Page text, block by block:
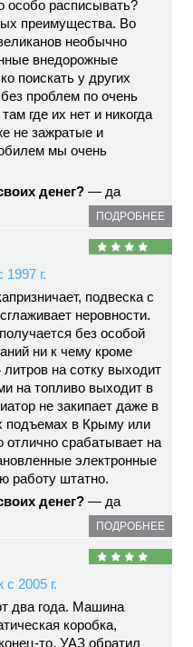
особо расписывать?
преимущества. Во
необычно
внедорожные
поискать у других
проблем по очень
где их нет и никогда
не зажратые и
мы очень
денег? — да
ПОДРОБНЕЕ
г.
подвеска с
неровности.
без особой
ни к чему кроме
на сотку выходит
на топливо выходит в
не закипает даже в
подъемах в Крыму или
отлично срабатывает на
электронные
работу штатно.
денег? — да
ПОДРОБНЕЕ
2005 г.
два года. Машина
коробка,
то, УАЗ обратил